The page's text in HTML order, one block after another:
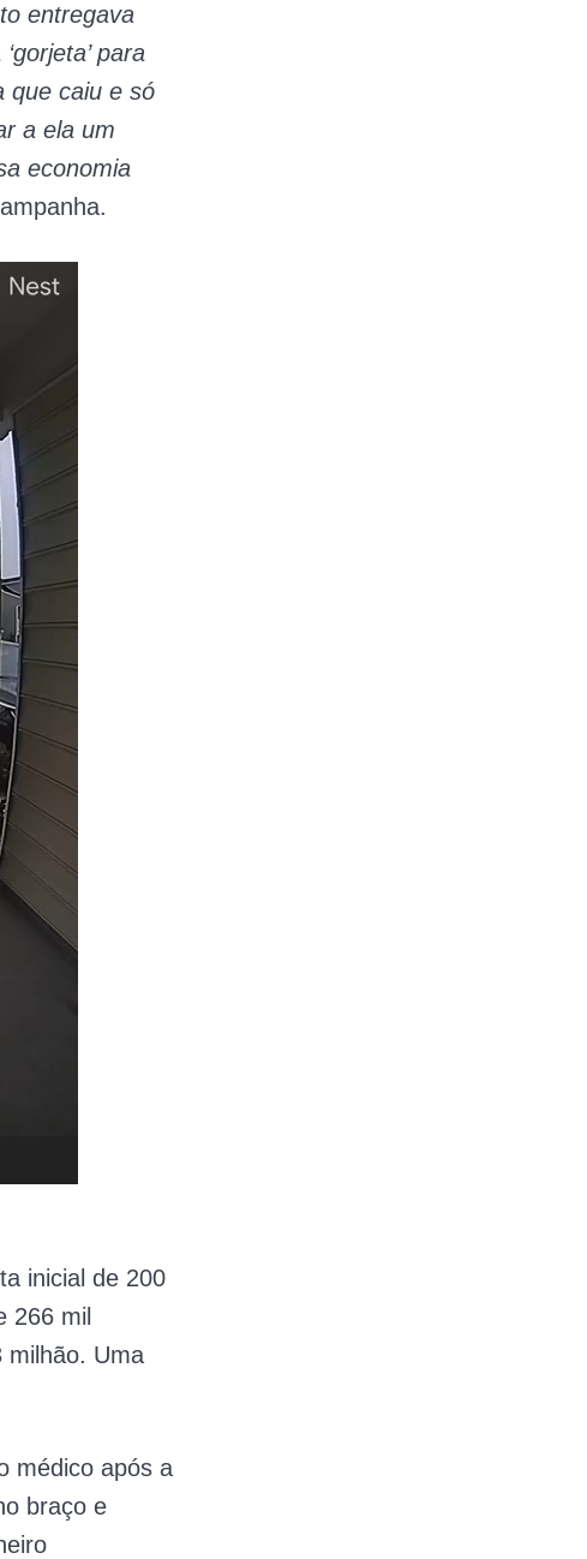
entregava
para
que caiu e só
a ela um
economia
inicial de 200
266 mil
milhão. Uma
médico após a
braço e